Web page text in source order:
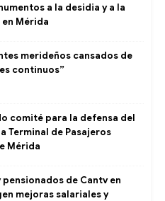
a la desidia y a la
Mérida
merideños cansados de
continuos”
comité para la defensa del
Terminal de Pasajeros
Mérida
de Cantv en
mejoras salariales y